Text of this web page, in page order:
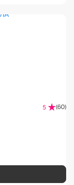
5 (60)